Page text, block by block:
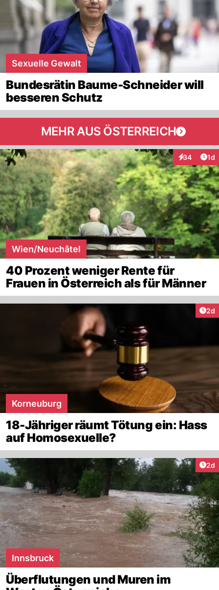
Sexuelle Gewalt
Bundesrätin Baume-Schneider will
besseren Schutz
MEHR AUS ÖSTERREICH
34
Interaktionen
1d
Wien/Neuchâtel
40 Prozent weniger Rente für
Frauen in Österreich als für Männer
2d
Korneuburg
18-Jähriger räumt Tötung ein: Hass
auf Homosexuelle?
2d
Innsbruck
Überflutungen und Muren im